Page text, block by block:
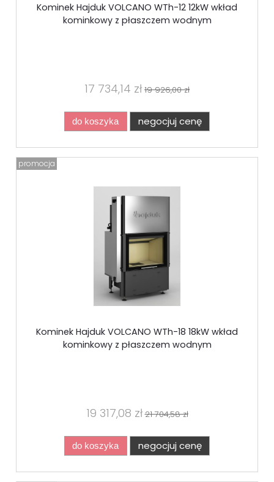
Kominek Hajduk VOLCANO WTh-12 12kW wkład
kominkowy z płaszczem wodnym
17 734,14 zł 19 926,00 zł
do koszyka negocjuj cenę
Kominek Hajduk VOLCANO WTh-18 18kW wkład
kominkowy z płaszczem wodnym
19 317,08 zł 21 704,58 zł
do koszyka negocjuj cenę
promocja